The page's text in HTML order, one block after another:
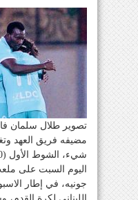
تصوير طلال سلمان
مضيفه فريق العهد
اليوم السبت على
جونيه، في إطار